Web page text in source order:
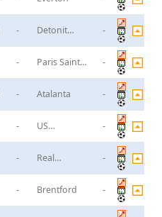
-
Detonit
-
-
Paris Saint
-
- Atalanta -
-
US
-
-
Real
-
- Brentford -